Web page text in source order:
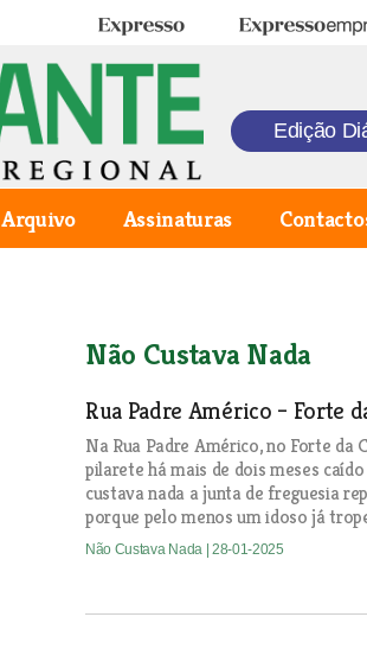
Expresso Expresso
Edição
Arquivo Assinaturas
Não Custava Nada
Rua Padre Américo – Forte
Na Rua Padre Américo, no Forte da
pilarete há mais de dois meses
custava nada a junta de freguesia
porque pelo menos um idoso já
Não Custava Nada | 28-01-2025